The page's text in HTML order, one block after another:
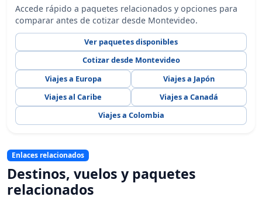
Accede rápido a paquetes relacionados y opciones para
comparar antes de cotizar desde Montevideo.
Ver paquetes disponibles
Cotizar desde Montevideo
Viajes a Europa
Viajes a Japón
Viajes al Caribe
Viajes a Canadá
Viajes a Colombia
Enlaces relacionados
Destinos, vuelos y paquetes
relacionados